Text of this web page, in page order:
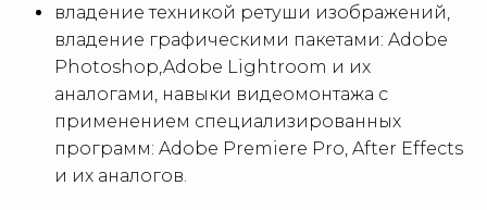
владение техникой ретуши изображений,
владение графическими пакетами: Adobe
Photoshop,Adobe Lightroom и их
аналогами, навыки видеомонтажа с
применением специализированных
программ: Adobe Premiere Pro, After Effects
и их аналогов.